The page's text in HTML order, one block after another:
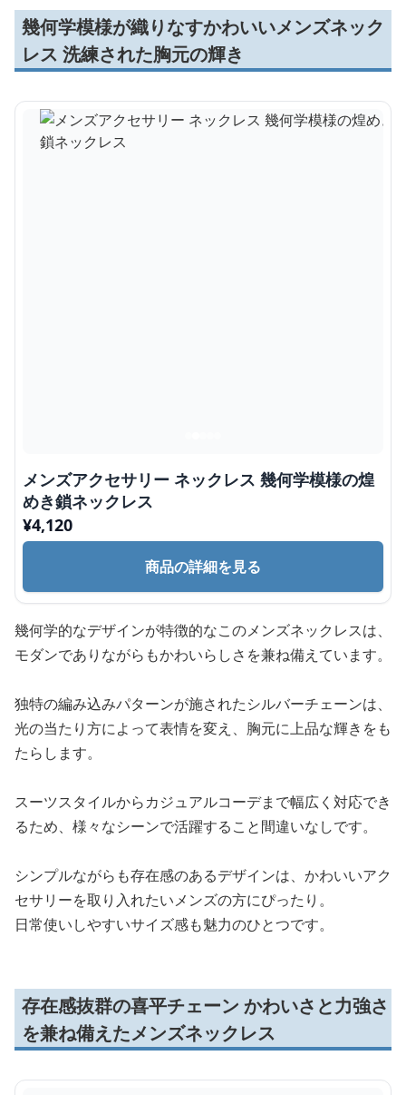
幾何学模様が織りなすかわいいメンズネック
レス 洗練された胸元の輝き
メンズアクセサリー ネックレス 幾何学模様の煌
めき鎖ネックレス
¥4,120
商品の詳細を見る
幾何学的なデザインが特徴的なこのメンズネックレスは、
モダンでありながらもかわいらしさを兼ね備えています。
独特の編み込みパターンが施されたシルバーチェーンは、
光の当たり方によって表情を変え、胸元に上品な輝きをも
たらします。
スーツスタイルからカジュアルコーデまで幅広く対応でき
るため、様々なシーンで活躍すること間違いなしです。
シンプルながらも存在感のあるデザインは、かわいいアク
セサリーを取り入れたいメンズの方にぴったり。
日常使いしやすいサイズ感も魅力のひとつです。
存在感抜群の喜平チェーン かわいさと力強さ
を兼ね備えたメンズネックレス